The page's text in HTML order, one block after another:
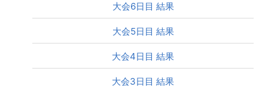
大会6日目 結果
大会5日目 結果
大会4日目 結果
大会3日目 結果